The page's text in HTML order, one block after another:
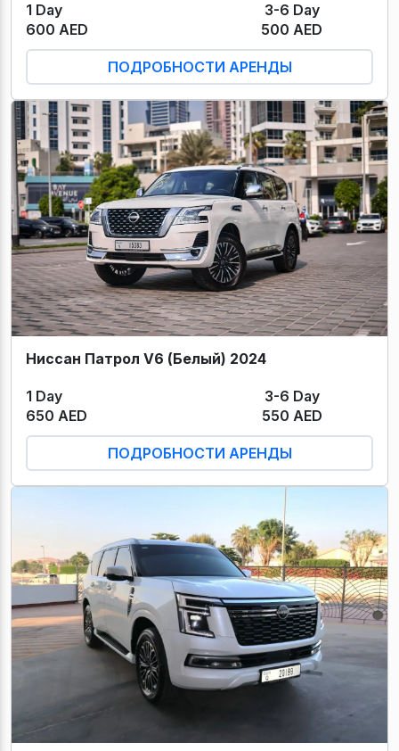
1 Day
3-6 Day
600 AED
500 AED
ПОДРОБНОСТИ АРЕНДЫ
Ниссан Патрол V6 (Белый) 2024
1 Day
3-6 Day
650 AED
550 AED
ПОДРОБНОСТИ АРЕНДЫ